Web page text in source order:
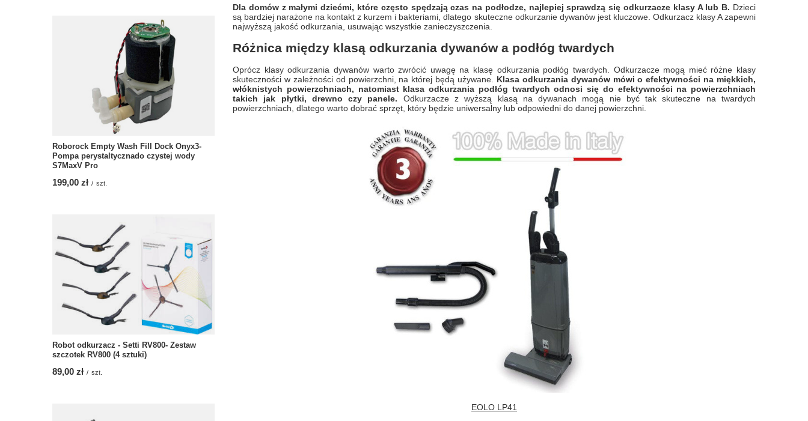
Roborock Empty Wash Fill Dock Onyx3-
Pompa perystaltycznado czystej wody
S7MaxV Pro
199,00 zł / szt.
Robot odkurzacz - Setti RV800- Zestaw
szczotek RV800 (4 sztuki)
89,00 zł / szt.
Dla domów z małymi dziećmi, które często spędzają czas na podłodze, najlepiej sprawdzą się odkurzacze klasy A lub B. Dzieci
są bardziej narażone na kontakt z kurzem i bakteriami, dlatego skuteczne odkurzanie dywanów jest kluczowe. Odkurzacz klasy A zapewni
najwyższą jakość odkurzania, usuwając wszystkie zanieczyszczenia.
Różnica między klasą odkurzania dywanów a podłóg twardych
Oprócz klasy odkurzania dywanów warto zwrócić uwagę na klasę odkurzania podłóg twardych. Odkurzacze mogą mieć różne klasy
skuteczności w zależności od powierzchni, na której będą używane. Klasa odkurzania dywanów mówi o efektywności na miękkich,
włóknistych powierzchniach, natomiast klasa odkurzania podłóg twardych odnosi się do efektywności na powierzchniach
takich jak płytki, drewno czy panele. Odkurzacze z wyższą klasą na dywanach mogą nie być tak skuteczne na twardych
powierzchniach, dlatego warto dobrać sprzęt, który będzie uniwersalny lub odpowiedni do danej powierzchni.
EOLO LP41